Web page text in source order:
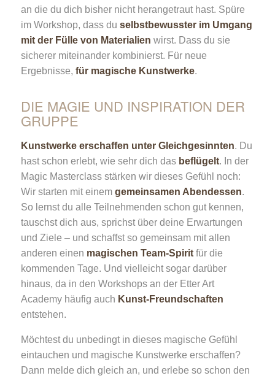
an die du dich bisher nicht herangetraut hast. Spüre
im Workshop, dass du selbstbewusster im Umgang
mit der Fülle von Materialien wirst. Dass du sie
sicherer miteinander kombinierst. Für neue
Ergebnisse, für magische Kunstwerke.
DIE MAGIE UND INSPIRATION DER
GRUPPE
Kunstwerke erschaffen unter Gleichgesinnten. Du
hast schon erlebt, wie sehr dich das beflügelt. In der
Magic Masterclass stärken wir dieses Gefühl noch:
Wir starten mit einem gemeinsamen Abendessen.
So lernst du alle Teilnehmenden schon gut kennen,
tauschst dich aus, sprichst über deine Erwartungen
und Ziele – und schaffst so gemeinsam mit allen
anderen einen magischen Team-Spiritfür die
kommenden Tage. Und vielleicht sogar darüber
hinaus, da in den Workshops an der Etter Art
Academy häufig auch Kunst-Freundschaften
entstehen.
Möchtest du unbedingt in dieses magische Gefühl
eintauchen und magische Kunstwerke erschaffen?
Dann melde dich gleich an, und erlebe so schon den